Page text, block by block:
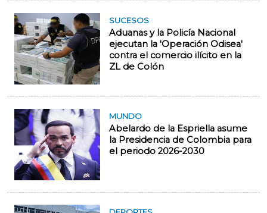
SUCESOS
Aduanas y la Policía Nacional
ejecutan la 'Operación Odisea'
contra el comercio ilícito en la
ZL de Colón
MUNDO
Abelardo de la Espriella asume
la Presidencia de Colombia para
el periodo 2026-2030